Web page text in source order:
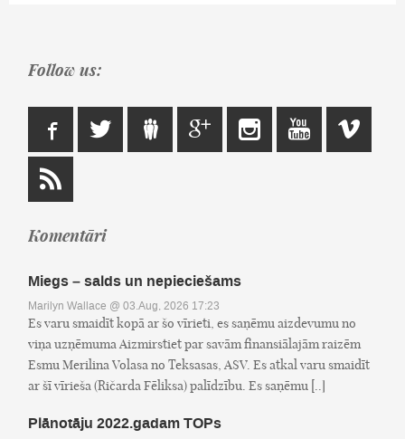
Follow us:
Komentāri
Miegs – salds un nepieciešams
Marilyn Wallace @ 03.Aug, 2026 17:23
Es varu smaidīt kopā ar šo vīrieti, es saņēmu aizdevumu no
viņa uzņēmuma Aizmirstiet par savām finansiālajām raizēm
Esmu Merilina Volasa no Teksasas, ASV. Es atkal varu smaidīt
ar šī vīrieša (Ričarda Fēliksa) palīdzību. Es saņēmu [..]
Plānotāju 2022.gadam TOPs